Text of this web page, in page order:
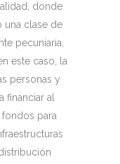
donde
una clase de
pecuniaria,
este caso, la
personas y
financiar al
para